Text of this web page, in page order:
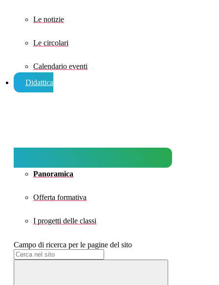
Le notizie
Le circolari
Calendario eventi
Didattica
Panoramica
Offerta formativa
I progetti delle classi
Campo di ricerca per le pagine del sito